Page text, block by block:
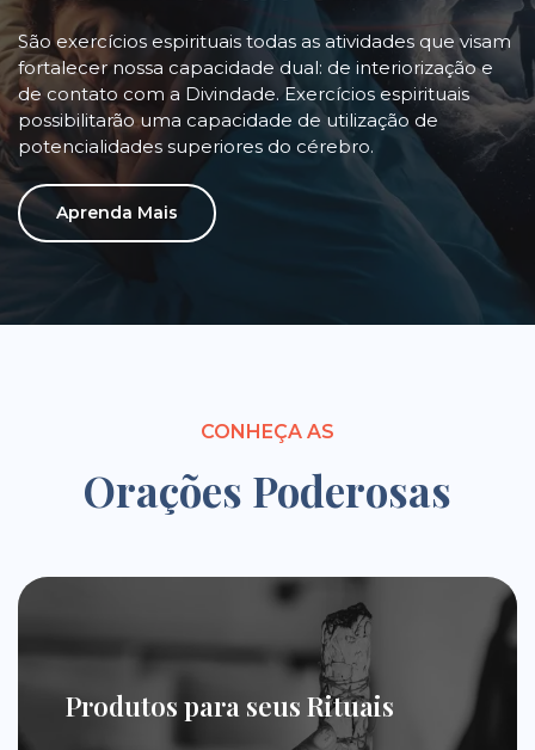
São exercícios espirituais todas as atividades que visam
fortalecer nossa capacidade dual: de interiorização e
de contato com a Divindade. Exercícios espirituais
possibilitarão uma capacidade de utilização de
potencialidades superiores do cérebro.
Aprenda Mais
CONHEÇA AS
Orações Poderosas
Produtos para seus Rituais